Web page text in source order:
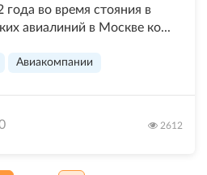
во время стояния в
авиалиний в Москве ко...
Авиакомпании
2612